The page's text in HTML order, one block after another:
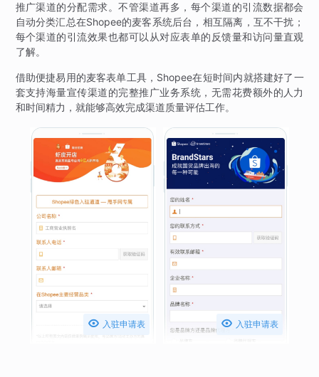
推广渠道的分配需求。不管渠道再多，每个渠道的引流数据都会
自动分类汇总在Shopee的麦客系统后台，相互隔离，互不干扰；
每个渠道的引流效果也都可以从对应表单的反馈量和访问量直观
了解。
借助便捷易用的麦客表单工具，Shopee在短时间内就搭建好了一
套支持海量宣传渠道的完整推广业务系统，无需花费额外的人力
和时间精力，就能够高效完成渠道质量评估工作。
 入驻申请表  入驻申请表